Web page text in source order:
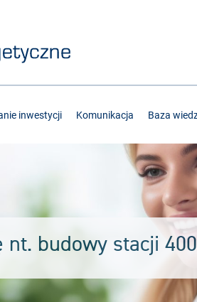
inwestycji Komunikacja Baza
budowy stacji